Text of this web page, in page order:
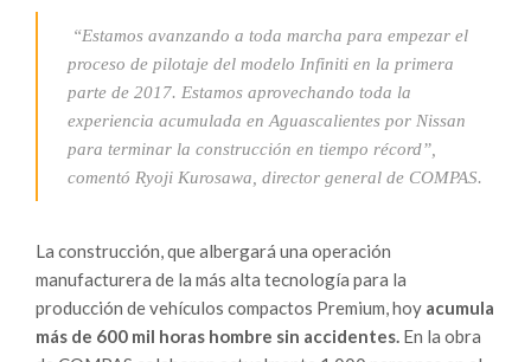
“Estamos avanzando a toda marcha para empezar el
proceso de pilotaje del modelo Infiniti en la primera
parte de 2017. Estamos aprovechando toda la
experiencia acumulada en Aguascalientes por Nissan
para terminar la construcción en tiempo récord”,
comentó Ryoji Kurosawa, director general de COMPAS.
La construcción, que albergará una operación
manufacturera de la más alta tecnología para la
producción de vehículos compactos Premium, hoy acumula
más de 600 mil horas hombre sin accidentes. En la obra